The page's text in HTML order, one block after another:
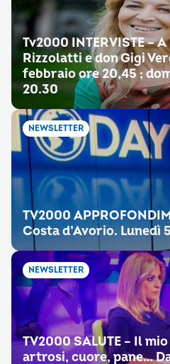
Tv2000 INTERVISTE –
Rizzolatti e don Gigi
febbraio ore 20,45 ;
20.30
NEWSLETTER
TV2000
Costa d’Avorio. Lunedì
NEWSLETTER
TV2000 SALUTE – Il
artrosi, cuore, pane…